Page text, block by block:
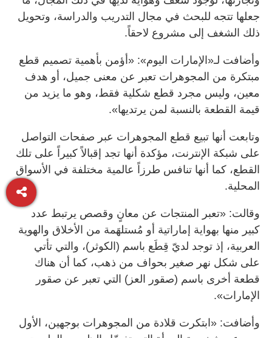
جعلها تتجه للبحث في مجال التدريب والدراسة، وتحويل
ذلك الشغف إلى مشروع لاحقاً.
وأضافت لـ«الإمارات اليوم»: «أؤمن بأهمية تصميم قطع
مبتكرة من المجوهرات تعبر عن معنى جميل، أو هدف
معين، وليس مجرد قطع شكلية فقط، وهو ما يزيد من
قيمة القطعة بالنسبة لمن يرتديها».
وتابعت أنها تبيع قطع المجوهرات عبر صفحات التواصل
على شبكة الإنترنت، مؤكدة أنها تجد إقبالاً كبيراً على تلك
القطع، كما أنها تنافس طرزاً عالمية مختلفة في الأسواق
المحلية.
وقالت: «تعبر المنتجات عن معانٍ وقصص يرتبط عدد
كبير منها بهواية إماراتية أو مُستلهَمة من الأخلاق والهوية
العربية، إذ توجد لديّ قِطَع باسم (الكوثر)، والتي تأتي
على شكل نهر صغير بحواف من ذهب، كما أن هناك
قطعة أخرى باسم (صقور العز) التي تعبر عن صقور
الإمارات».
وأضافت: «ابتكرت قلادة من المجوهرات بوجهين، الأول